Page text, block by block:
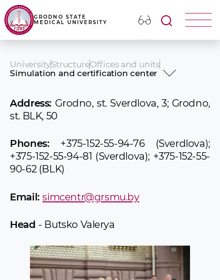
GRODNO STATE
MEDICAL UNIVERSITY
UniversityStructureOffices and units
Simulation and certification center
Scientific & Organizational Department
Department of Postgraduate and Doctoral
course
The department for clinical work and
advanced training
International Affairs Department
OOIT
Department of Planning and Economics
Simulation and certification center
The social, pedagogical and psychological
Educational & Methodological Department
Legal Department
Preparatory courses
Address: Grodno, st. Sverdlova, 3; Grodno,
st. BLK, 50
Phones: +375-152-55-94-76 (Sverdlova);
+375-152-55-94-81 (Sverdlova); +375-152-55-
90-62 (BLK)
Email:simcentr@grsmu.by
Head - Butsko Valerya